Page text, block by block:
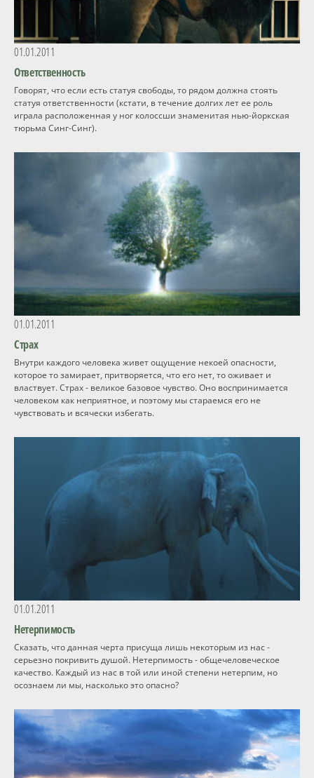
01.01.2011
Ответственность
Говорят, что если есть статуя свободы, то рядом должна стоять
статуя ответственности (кстати, в течение долгих лет ее роль
играла расположенная у ног колоссши знаменитая нью-йоркская
тюрьма Синг-Синг).
01.01.2011
Страх
Внутри каждого человека живет ощущение некоей опасности,
которое то замирает, притворяется, что его нет, то оживает и
властвует. Страх - великое базовое чувство. Оно воспринимается
человеком как неприятное, и поэтому мы стараемся его не
чувствовать и всячески избегать.
01.01.2011
Нетерпимость
Сказать, что данная черта присуща лишь некоторым из нас -
серьезно покривить душой. Нетерпимость - общечеловеческое
качество. Каждый из нас в той или иной степени нетерпим, но
осознаем ли мы, насколько это опасно?